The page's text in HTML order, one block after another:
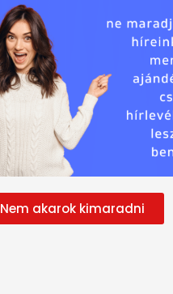
Nem akarok kimaradni